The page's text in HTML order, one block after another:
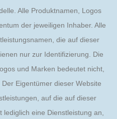
Alle Produktnamen, Logos
der jeweiligen Inhaber. Alle
die auf dieser
nur zur Identifizierung. Die
und Marken bedeutet nicht,
Eigentümer dieser Website
auf die auf dieser
eine Dienstleistung an,